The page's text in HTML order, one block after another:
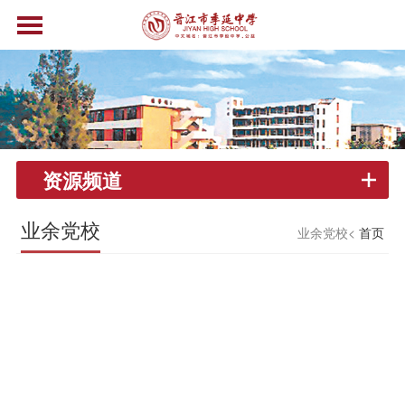
资源频道
业余党校 业余党校<首页